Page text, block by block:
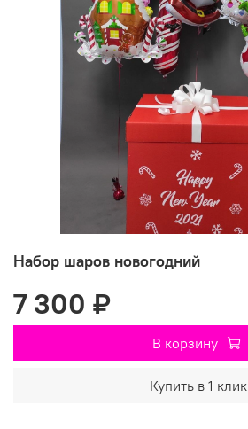
Набор шаров новогодний
7 300 ₽
В корзину
Купить в 1 клик